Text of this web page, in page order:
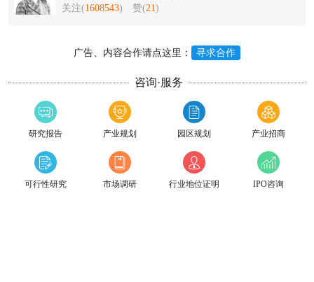
关注(1608543) 赞(21 )
广告、内容合作请点这里： 寻求合作
咨询·服务
研究报告 产业规划 园区规划 产业招商
可行性研究 市场调研 行业地位证明 IPO咨询